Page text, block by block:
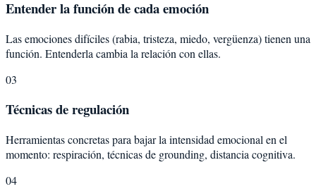
Entender la función de cada emoción
Las emociones difíciles (rabia, tristeza, miedo, vergüenza) tienen una
función. Entenderla cambia la relación con ellas.
03
Técnicas de regulación
Herramientas concretas para bajar la intensidad emocional en el
momento: respiración, técnicas de grounding, distancia cognitiva.
04